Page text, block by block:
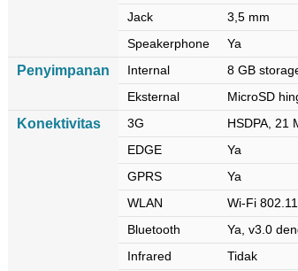
Jack
3,5 mm
Speakerphone
Ya
Penyimpanan Internal
8 GB
Eksternal
MicroSD
Konektivitas 3G
HSDPA, 21
EDGE
Ya
GPRS
Ya
WLAN
Wi-Fi
Bluetooth
Ya, v3.0
Infrared
Tidak